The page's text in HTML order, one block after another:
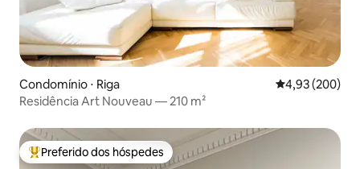
Condomínio ⋅ Riga 4,93 de uma
4,93 (200)
Residência Art Nouveau — 210 m²
Entre os melhores preferidos dos hóspedes
Preferido dos hóspedes